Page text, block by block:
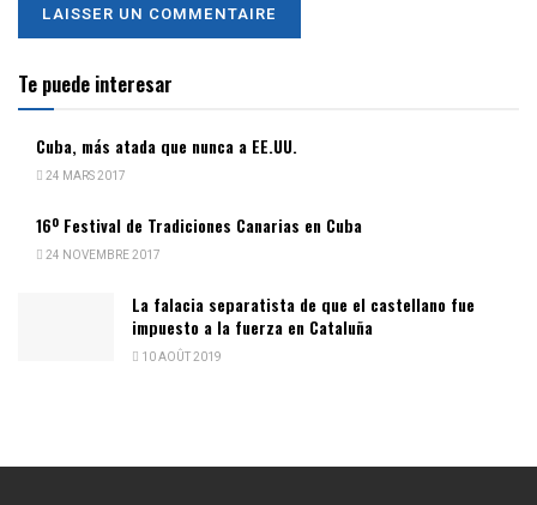
Te puede interesar
Cuba, más atada que nunca a EE.UU.
24 MARS 2017
16º Festival de Tradiciones Canarias en Cuba
24 NOVEMBRE 2017
La falacia separatista de que el castellano fue
impuesto a la fuerza en Cataluña
10 AOÛT 2019